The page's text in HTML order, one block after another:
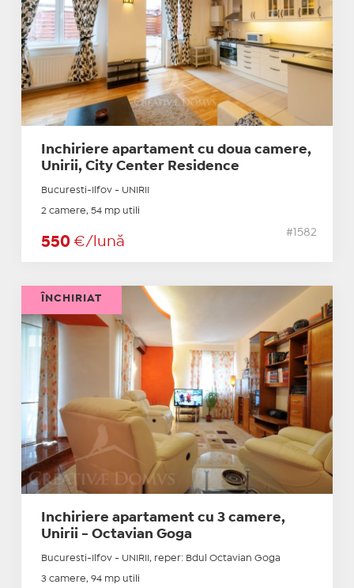
Inchiriere apartament cu doua camere,
Unirii, City Center Residence
Bucuresti-Ilfov - UNIRII
2 camere, 54 mp utili
550 €/lună
#1582
Inchiriere apartament cu 3 camere,
Unirii - Octavian Goga
Bucuresti-Ilfov - UNIRII, reper: Bdul Octavian Goga
3 camere, 94 mp utili
ÎNCHIRIAT